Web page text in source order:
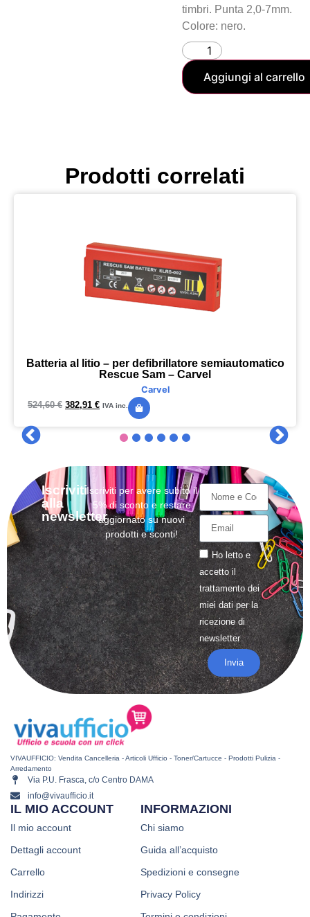
timbri. Punta 2,0-7mm.
Colore: nero.
Aggiungi al carrello
Prodotti correlati
Batteria al litio – per defibrillatore semiautomatico
Rescue Sam – Carvel
Carvel
524,60€ 382,91 € IVA inc.
Iscriviti
alla
newsletter
Iscriviti per avere subito il
5% di sconto e restare
aggiornato su nuovi
prodotti e sconti!
Ho letto e
accetto il
trattamentodei
miei dati per la
ricezione di
newsletter
Invia
VIVAUFFICIO: Vendita Cancelleria - Articoli Ufficio - Toner/Cartucce - Prodotti Pulizia -
Arredamento
Via P.U. Frasca, c/o Centro DAMA
info@vivaufficio.it
INFORMAZIONI
Chi siamo
Guida all’acquisto
Spedizioni e consegne
Privacy Policy
IL MIO ACCOUNT
Il mio account
Dettagli account
Carrello
Indirizzi